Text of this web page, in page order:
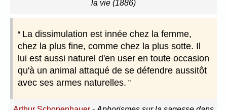
la vie (1886)
La dissimulation est innée chez la femme,
chez la plus fine, comme chez la plus sotte. Il
lui est aussi naturel d'en user en toute occasion
qu'à un animal attaqué de se défendre aussitôt
avec ses armes naturelles.